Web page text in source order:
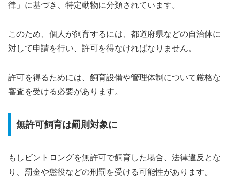
律」に基づき、特定動物に分類されています。
このため、個人が飼育するには、都道府県などの自治体に
対して申請を行い、許可を得なければなりません。
許可を得るためには、飼育設備や管理体制について厳格な
審査を受ける必要があります。
無許可飼育は罰則対象に
もしビントロングを無許可で飼育した場合、法律違反とな
り、罰金や懲役などの刑罰を受ける可能性があります。